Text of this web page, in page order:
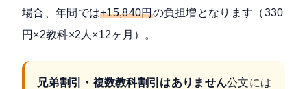
場合、年間では+15,840円の負担増となります（330
円×2教科×2人×12ヶ月）。
兄弟割引・複数教科割引はありません公文には